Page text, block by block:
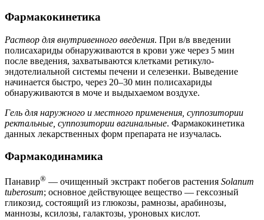
Фармакокинетика
Раствор для внутривенного введения. При в/в введении
полисахариды обнаруживаются в крови уже через 5 мин
после введения, захватываются клетками ретикуло-
эндотелиальной системы печени и селезенки. Выведение
начинается быстро, через 20–30 мин полисахариды
обнаруживаются в моче и выдыхаемом воздухе.
Гель для наружного и местного применения, суппозитории
ректальные, суппозитории вагинальные. Фармакокинетика
данных лекарственных форм препарата не изучалась.
Фармакодинамика
Панавир® — очищенный экстракт побегов растения Solanum
tuberosum; основное действующее вещество — гексозный
гликозид, состоящий из глюкозы, рамнозы, арабинозы,
маннозы, ксилозы, галактозы, уроновых кислот.